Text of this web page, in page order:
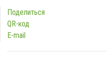
Поделиться
QR-код
E-mail